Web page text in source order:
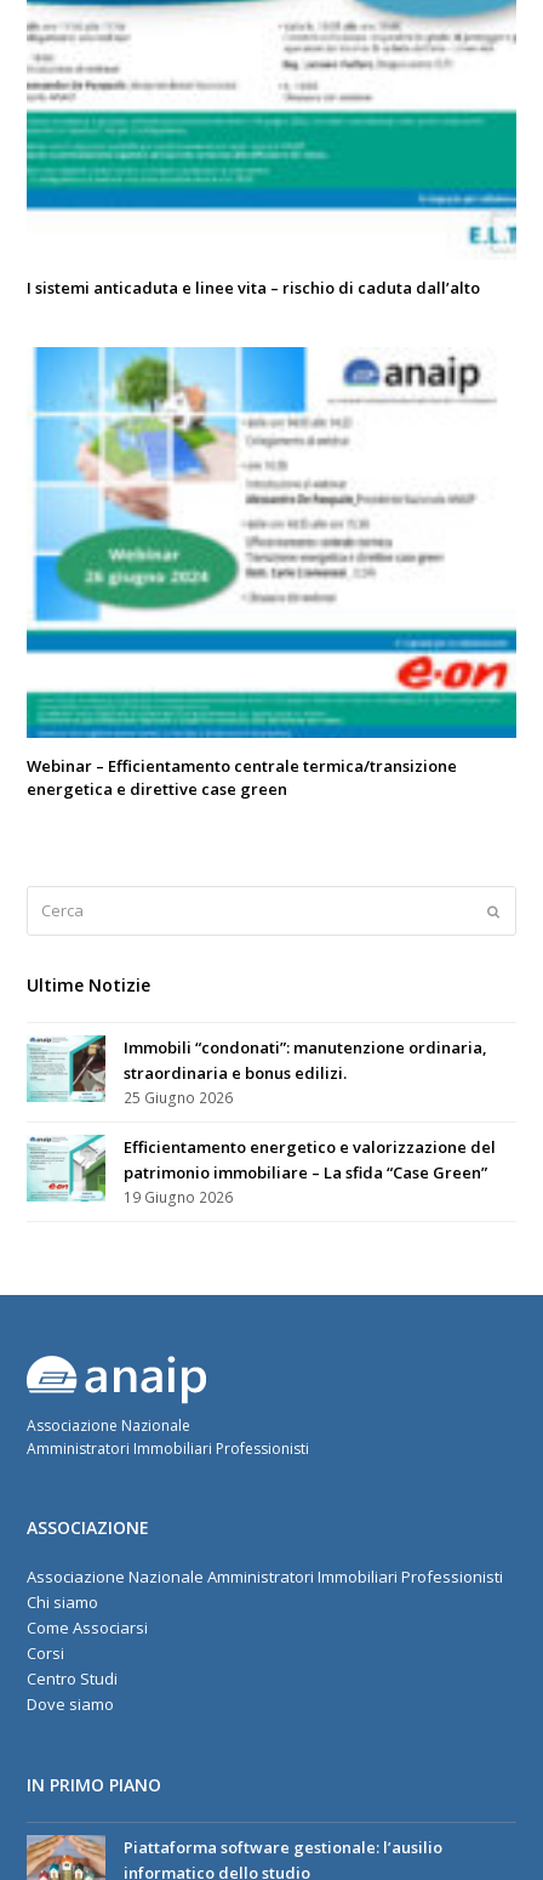
I sistemi anticaduta e linee vita – rischio di caduta dall’alto
Webinar – Efficientamento centrale termica/transizione
energetica e direttive case green
Ultime Notizie
Immobili “condonati”: manutenzione ordinaria,
straordinaria e bonus edilizi.
25 Giugno 2026
Efficientamento energetico e valorizzazione del
patrimonio immobiliare – La sfida “Case Green”
19 Giugno 2026
Associazione Nazionale
Amministratori Immobiliari Professionisti
ASSOCIAZIONE
Associazione Nazionale Amministratori Immobiliari Professionisti
Chi siamo
Come Associarsi
Corsi
Centro Studi
Dove siamo
IN PRIMO PIANO
Piattaforma software gestionale: l’ausilio
informatico dello studio